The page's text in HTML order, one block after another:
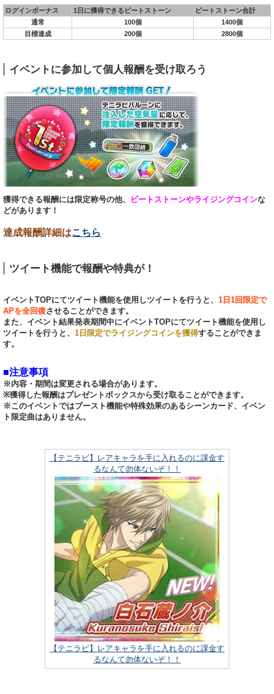
ログインボーナス 1日に獲得できるビートストーン
ビートストーン合計
通常
100個
1400個
目標達成
200個 2800個
イベントに参加して個人報酬を受け取ろう
獲得できる報酬には限定称号の他、 ビートストーンやライジングコインな
どがあります！
達成報酬詳細はこちら
ツイート機能で報酬や特典が！
イベントTOPにてツイート機能を使用しツイートを行うと、 1日1回限定で
APを全回復させることができます。
また、イベント結果発表期間中にイベントTOPにてツイート機能を使用し
ツイートを行うと、 1日限定でライジングコインを獲得することができま
す。
■注意事項
※内容・期間は変更される場合があります。
※獲得した報酬はプレゼントボックスから受け取ることができます。
※このイベントではブースト機能や特殊効果のあるシーンカード、イベン
ト限定曲はありません。
【テニラビ】レアキャラを手に入れるのに課金す
るなんて勿体ないぞ！！
【テニラビ】レアキャラを手に入れるのに課金す
るなんて勿体ないぞ！！